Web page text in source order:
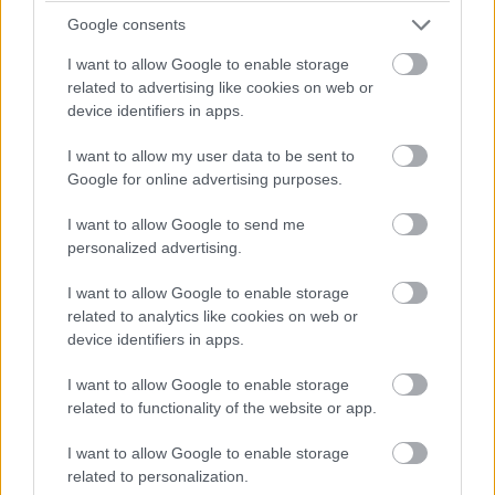
Google consents
I want to allow Google to enable storage
related to advertising like cookies on web or
device identifiers in apps.
I want to allow my user data to be sent to
Google for online advertising purposes.
I want to allow Google to send me
personalized advertising.
I want to allow Google to enable storage
related to analytics like cookies on web or
device identifiers in apps.
I want to allow Google to enable storage
related to functionality of the website or app.
I want to allow Google to enable storage
related to personalization.
Pulzusméréssel segíti a biztonságos mozgást az új
balatoni kardioösvény (X)
Balatonalmádiban.
#sudo for windows #sudo
#linux
#microsoft
Intel csúcsprocesszorral
zúznak az új Acer Predator
gamer laptopok